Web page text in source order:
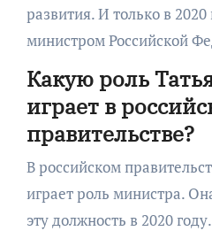
развития. И только в 2020
министром Российской
Какую роль
играет в
правительстве?
В российском
играет роль министра.
эту должность в 2020